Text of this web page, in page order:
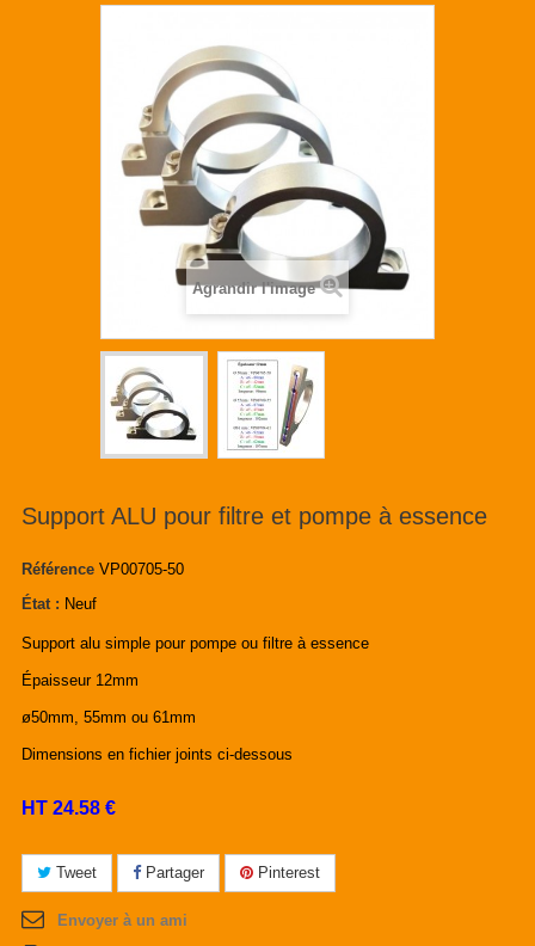
Agrandir l'image
Support ALU pour filtre et pompe à essence
Référence VP00705-50
État : Neuf
Support alu simple pour pompe ou filtre à essence
Épaisseur 12mm
ø50mm, 55mm ou 61mm
Dimensions en fichier joints ci-dessous
HT 24.58 €
Tweet Partager Pinterest
Envoyer à un ami